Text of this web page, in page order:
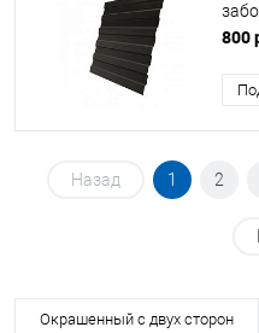
0.5
800
Назад 1 2
Окрашенный с двух сторон